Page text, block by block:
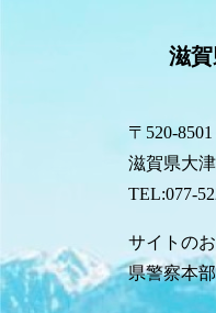
滋
〒520-8501
滋賀県大
TEL:077-
サイトの
県警察本部